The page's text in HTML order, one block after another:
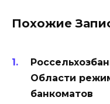
Похожие
Области
банкоматов